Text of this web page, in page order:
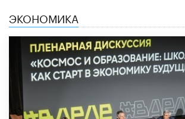
ЭКОНОМИКА